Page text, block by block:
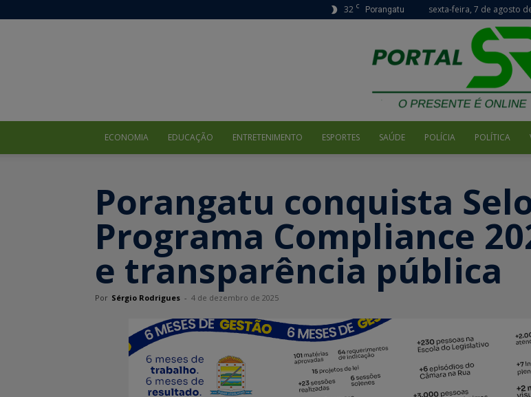
32 C Porangatu sexta-feira, 7 de agosto
ECONOMIA EDUCAÇÃO ENTRETENIMENTO ESPORTES SAÚDE POLÍCIA POLÍTICA
Porangatu conquista
Programa Compliance
e transparência pública
Por Sérgio Rodrigues - 4 de dezembro de 2025